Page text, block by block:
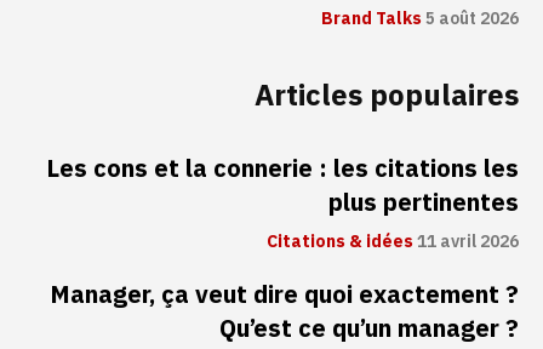
Brand Talks5 août 2026
Articles populaires
Les cons et la connerie : les citations les
plus pertinentes
Citations & idées11 avril 2026
Manager, ça veut dire quoi exactement ?
Qu’est ce qu’un manager ?